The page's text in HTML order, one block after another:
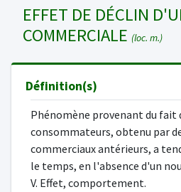
EFFET DE DÉCLIN
COMMERCIALE (loc. m.)
Définition(s)
Phénomène provenant du fait
consommateurs, obtenu par
commerciaux antérieurs, a
le temps, en l'absence d'un
V. Effet, comportement.